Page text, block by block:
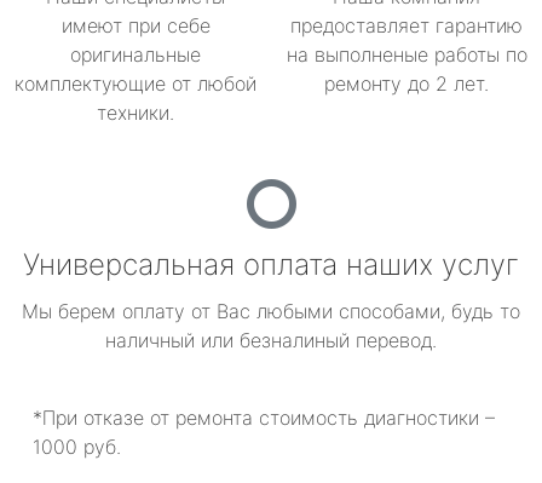
имеют при себе
оригинальные
комплектующие от любой
техники.
предоставляет гарантию
на выполненые работы по
ремонту до 2 лет.
Универсальная оплата наших услуг
Мы берем оплату от Вас любыми способами, будь то
наличный или безналиный перевод.
*При отказе от ремонта стоимость диагностики –
1000 руб.